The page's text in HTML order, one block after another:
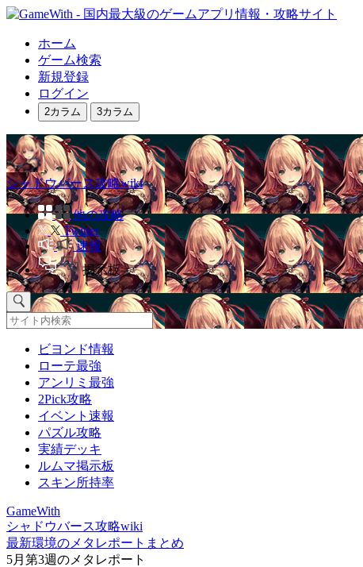
ホーム
ゲーム検索
新規登録
ログイン
2カラム 3カラム
シャドウバース攻略wiki
他の攻略
Twitter
速報
掲示板
ビヨンド情報
ローテ最強
アンリミ最強
2Pick攻略
イベント速報
パズル攻略
実績デッキ
ルムマ掲示板
スキン所持率
GameWith
シャドウバース攻略wiki
最新環境のメタレポートまとめ
5月第3週のメタレポート